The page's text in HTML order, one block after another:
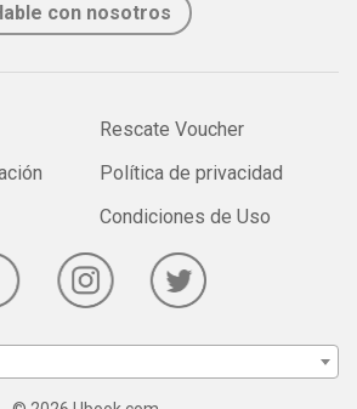
con nosotros
Rescate Voucher
Política de privacidad
Condiciones de Uso